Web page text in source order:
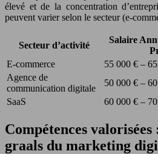
élevé et de la concentration
peuvent varier selon le secteur (e-
Secteur d’activité
Salaire
E-commerce
55 000 € –
Agence de
communication digitale
50 000 € –
SaaS
60 000 € –
Compétences valorisées
graals du marketing